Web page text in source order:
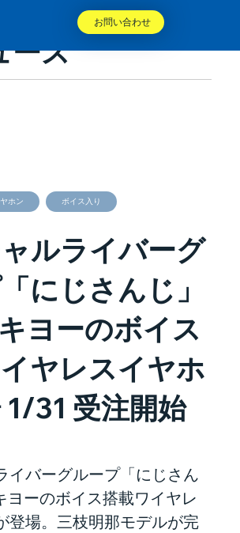
お問い合わせ
ース
ルライバーグ
にじさんじ」
ヨーのボイス
ヤレスイヤホ
1/31 受注開始
ホン ボイス入り
イバーグループ「にじさん
ヨーのボイス搭載ワイヤレ
登場。三枝明那モデルが完